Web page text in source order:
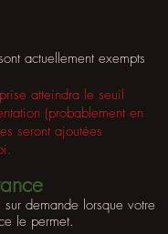
actuellement exempts
atteindra le seuil
(probablement en
seront ajoutées
demande lorsque votre
le permet.